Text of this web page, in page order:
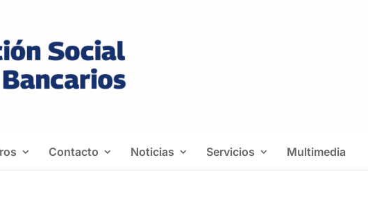
Contacto Noticias Servicios Multimedia